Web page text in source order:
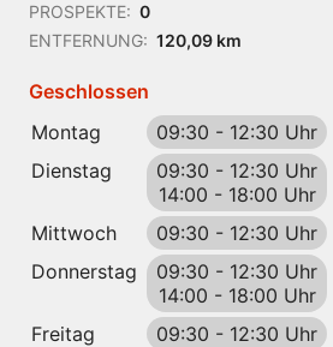
PROSPEKTE: 0
ENTFERNUNG: 120,09 km
Geschlossen
Montag
09:30 - 12:30 Uhr
Dienstag
09:30 - 12:30 Uhr
14:00 - 18:00 Uhr
Mittwoch
09:30 - 12:30 Uhr
Donnerstag
09:30 - 12:30 Uhr
14:00 - 18:00 Uhr
Freitag
09:30 - 12:30 Uhr